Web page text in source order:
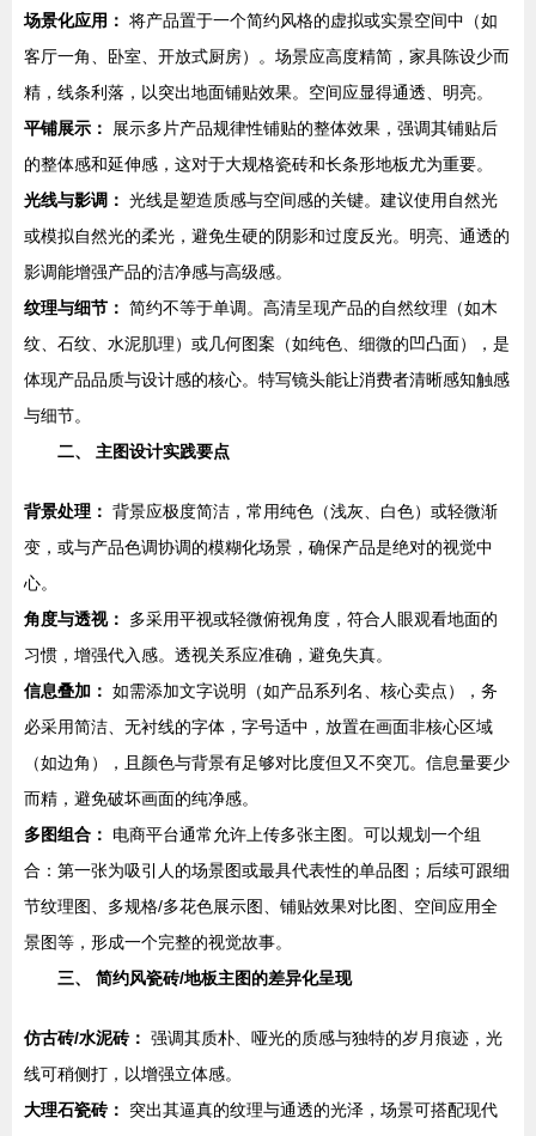
场景化应用： 将产品置于一个简约风格的虚拟或实景空间中（如
客厅一角、卧室、开放式厨房）。场景应高度精简，家具陈设少而
精，线条利落，以突出地面铺贴效果。空间应显得通透、明亮。
平铺展示：
展示多片产品规律性铺贴的整体效果，强调其铺贴后
的整体感和延伸感，这对于大规格瓷砖和长条形地板尤为重要。
光线与影调： 光线是塑造质感与空间感的关键。建议使用自然光
或模拟自然光的柔光，避免生硬的阴影和过度反光。明亮、通透的
影调能增强产品的洁净感与高级感。
纹理与细节： 简约不等于单调。高清呈现产品的自然纹理（如木
纹、石纹、水泥肌理）或几何图案（如纯色、细微的凹凸面），是
体现产品品质与设计感的核心。特写镜头能让消费者清晰感知触感
与细节。
二、 主图设计实践要点
背景处理： 背景应极度简洁，常用纯色（浅灰、白色）或轻微渐
变，或与产品色调协调的模糊化场景，确保产品是绝对的视觉中
心。
角度与透视：
多采用平视或轻微俯视角度，符合人眼观看地面的
习惯，增强代入感。透视关系应准确，避免失真。
信息叠加： 如需添加文字说明（如产品系列名、核心卖点），务
必采用简洁、无衬线的字体，字号适中，放置在画面非核心区域
（如边角），且颜色与背景有足够对比度但又不突兀。信息量要少
而精，避免破坏画面的纯净感。
多图组合：
电商平台通常允许上传多张主图。可以规划一个组
合：第一张为吸引人的场景图或最具代表性的单品图；后续可跟细
节纹理图、多规格/多花色展示图、铺贴效果对比图、空间应用全
景图等，形成一个完整的视觉故事。
三、 简约风瓷砖/地板主图的差异化呈现
仿古砖/水泥砖： 强调其质朴、哑光的质感与独特的岁月痕迹，光
线可稍侧打，以增强立体感。
大理石瓷砖：
突出其逼真的纹理与通透的光泽，场景可搭配现代